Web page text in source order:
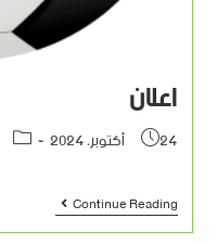
اعلان
24 أكتوبر، 2024
Continue Reading